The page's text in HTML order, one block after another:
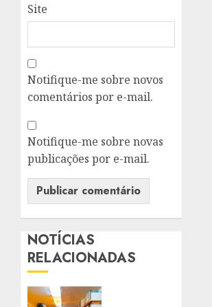
Site
Notifique-me sobre novos
comentários por e-mail.
Notifique-me sobre novas
publicações por e-mail.
NOTÍCIAS
RELACIONADAS